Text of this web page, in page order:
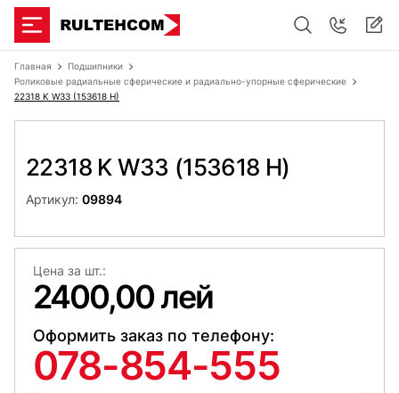
Главная
Подшипники
Роликовые радиальные сферические и радиально-упорные сферические
22318 K W33 (153618 H)
22318 K W33 (153618 H)
Артикул: 09894
Цена за шт.:
2400,00 лей
Оформить заказ по телефону:
078-854-555